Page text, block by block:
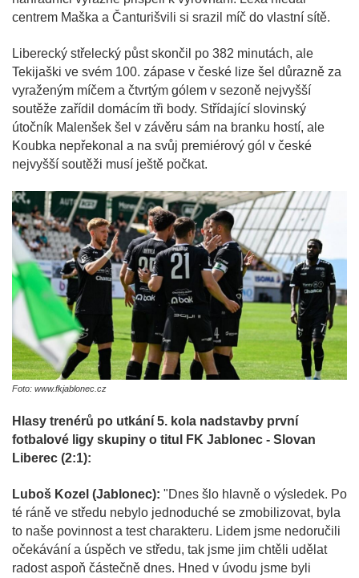
centrem Maška a Čanturišvili si srazil míč do vlastní sítě.
Liberecký střelecký půst skončil po 382 minutách, ale
Tekijaški ve svém 100. zápase v české lize šel důrazně za
vyraženým míčem a čtvrtým gólem v sezoně nejvyšší
soutěže zařídil domácím tři body. Střídající slovinský
útočník Malenšek šel v závěru sám na branku hostí, ale
Koubka nepřekonal a na svůj premiérový gól v české
nejvyšší soutěži musí ještě počkat.
Foto: www.fkjablonec.cz
Hlasy trenérů po utkání 5. kola nadstavby první
fotbalové ligy skupiny o titul FK Jablonec - Slovan
Liberec (2:1):
Luboš Kozel (Jablonec): "Dnes šlo hlavně o výsledek. Po
té ráně ve středu nebylo jednoduché se zmobilizovat, byla
to naše povinnost a test charakteru. Lidem jsme nedoručili
očekávání a úspěch ve středu, tak jsme jim chtěli udělat
radost aspoň částečně dnes. Hned v úvodu jsme byli